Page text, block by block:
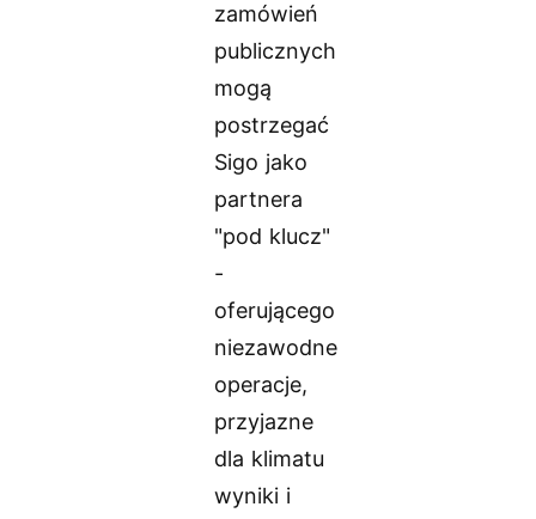
zamówień
publicznych
mogą
postrzegać
Sigo jako
partnera
"pod klucz"
-
oferującego
niezawodne
operacje,
przyjazne
dla klimatu
wyniki i